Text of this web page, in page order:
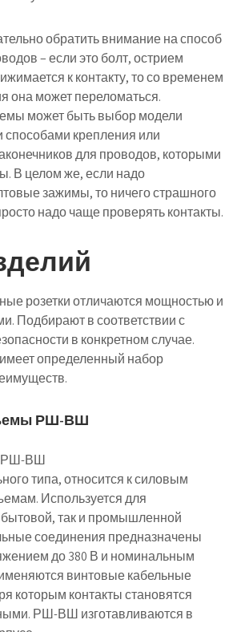
обратить внимание на способ
– если это болт, острием
к контакту, то со временем
она может переломаться.
может быть выбор модели
способами крепления или
для проводов, которыми
В целом же, если надо
зажимы, то ничего страшного
надо чаще проверять контакты.
розетки отличаются мощностью и
Подбирают в соответствии с
в конкретном случае.
определенный набор
РШ-ВШ
РШ-ВШ
типа, относится к силовым
Используется для
так и промышленной
соединения предназначены
до 380 В и номинальным
винтовые кабельные
которым контакты становятся
РШ-ВШ изготавливаются в